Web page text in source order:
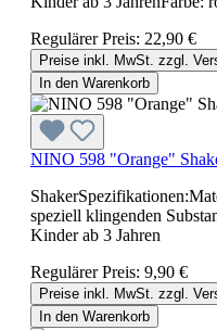
Regulärer Preis: 22,90 €
Preise inkl. MwSt. zzgl.
In den Warenkorb
NINO 598 "Orange"
speziell klingenden
Kinder ab 3 Jahren
Regulärer Preis: 9,90 €
Preise inkl. MwSt. zzgl.
In den Warenkorb